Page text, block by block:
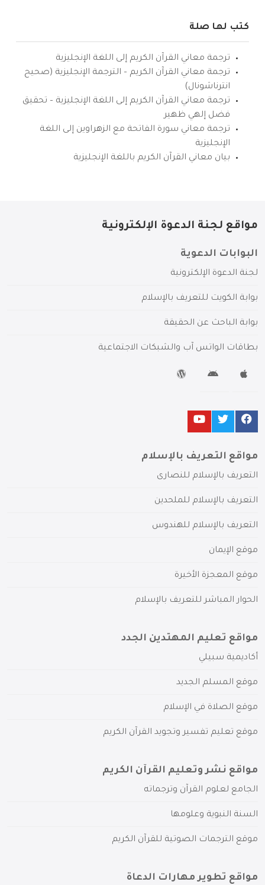
كتب لها صلة
ترجمة معاني القرآن الكريم إلى اللغة الإنجليزية
ترجمة معاني القرآن الكريم – الترجمة الإنجليزية (صحيح
انترناشونال)
ترجمة معاني القرآن الكريم إلى اللغة الإنجليزية – تحقيق
فضل إلهي ظهير
ترجمة معاني سورة الفاتحة مع الزهراوين إلى اللغة
الإنجليزية
بيان معاني القرآن الكريم باللغة الإنجليزية
مواقع لجنة الدعوة الإلكترونية
البوابات الدعوية
لجنة الدعوة الإلكترونية
بوابة الكويت للتعريف بالإسلام
بوابة الباحث عن الحقيقة
بطاقات الواتس آب والشبكات الاجتماعية
مواقع التعريف بالإسلام
التعريف بالإسلام للنصارى
التعريف بالإسلام للملحدين
التعريف بالإسلام للهندوس
موقع الإيمان
موقع المعجزة الأخيرة
الحوار المباشر للتعريف بالإسلام
مواقع تعليم المهتدين الجدد
أكاديمية سبيلي
موقع المسلم الجديد
موقع الصلاة في الإسلام
موقع تعليم تفسير وتجويد القرآن الكريم
مواقع نشر وتعليم القرآن الكريم
الجامع لعلوم القرآن وترجماته
السنة النبوية وعلومها
موقع الترجمات الصوتية للقرآن الكريم
مواقع تطوير مهارات الدعاة